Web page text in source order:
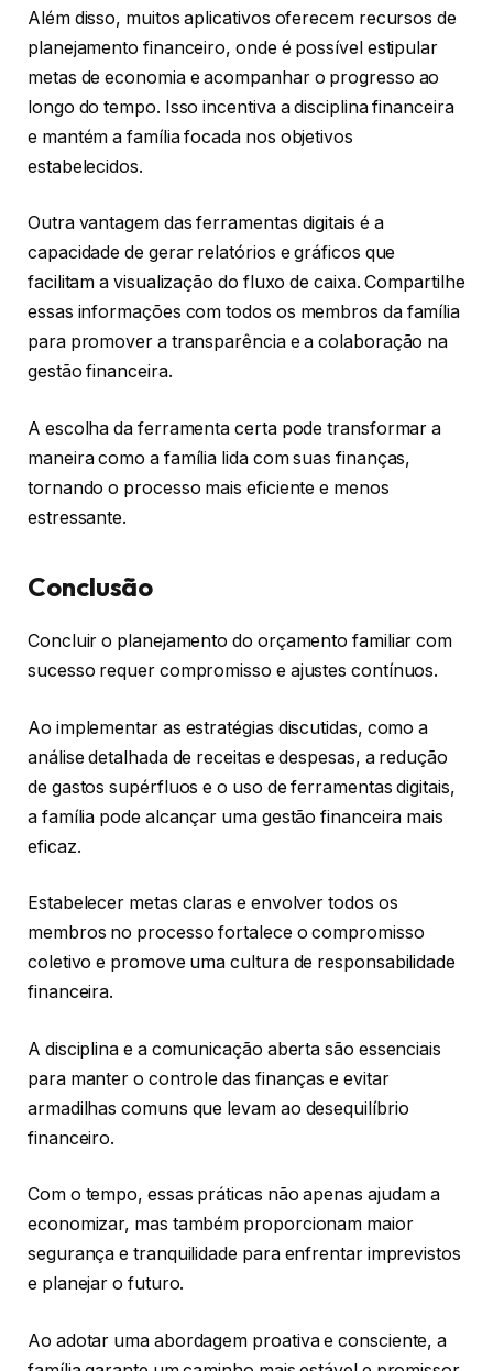
Além disso, muitos aplicativos oferecem recursos de
planejamento financeiro, onde é possível estipular
metas de economia e acompanhar o progresso ao
longo do tempo. Isso incentiva a disciplina financeira
e mantém a família focada nos objetivos
estabelecidos.
Outra vantagem das ferramentas digitais é a
capacidade de gerar relatórios e gráficos que
facilitam a visualização do fluxo de caixa. Compartilhe
essas informações com todos os membros da família
para promover a transparência e a colaboração na
gestão financeira.
A escolha da ferramenta certa pode transformar a
maneira como a família lida com suas finanças,
tornando o processo mais eficiente e menos
estressante.
Conclusão
Concluir o planejamento do orçamento familiar com
sucesso requer compromisso e ajustes contínuos.
Ao implementar as estratégias discutidas, como a
análise detalhada de receitas e despesas, a redução
de gastos supérfluos e o uso de ferramentas digitais,
a família pode alcançar uma gestão financeira mais
eficaz.
Estabelecer metas claras e envolver todos os
membros no processo fortalece o compromisso
coletivo e promove uma cultura de responsabilidade
financeira.
A disciplina e a comunicação aberta são essenciais
para manter o controle das finanças e evitar
armadilhas comuns que levam ao desequilíbrio
financeiro.
Com o tempo, essas práticas não apenas ajudam a
economizar, mas também proporcionam maior
segurança e tranquilidade para enfrentar imprevistos
e planejar o futuro.
Ao adotar uma abordagem proativa e consciente, a